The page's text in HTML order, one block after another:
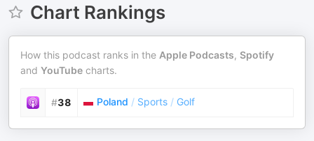
Chart Rankings
How this podcast ranks in the Apple Podcasts, Spotify
and YouTube charts.
#38 Poland / Sports / Golf